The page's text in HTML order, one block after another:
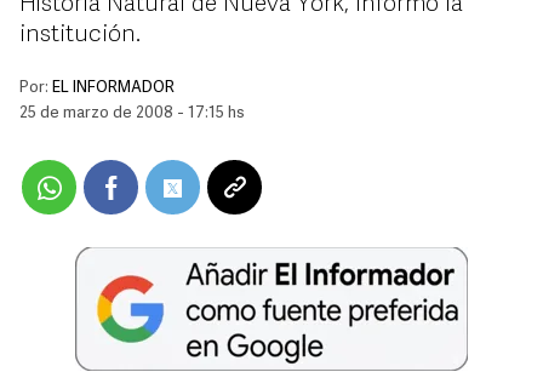
Historia Natural de Nueva York, informó la
institución.
Por: EL INFORMADOR
25 de marzo de 2008 - 17:15 hs